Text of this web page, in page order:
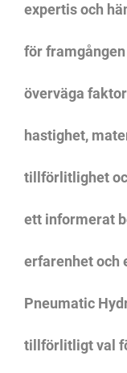
expertis och
för
överväga
hastighet,
tillförlitlighet
ett informerat
erfarenhet och
Pneumatic
tillförlitligt val